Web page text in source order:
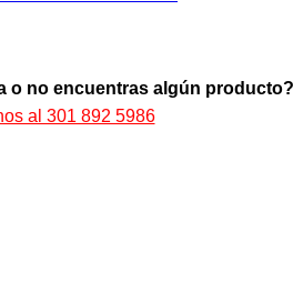
o no encuentras algún producto?
al 301 892 5986